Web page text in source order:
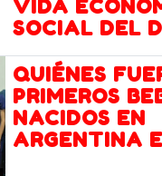
VIDA
SOCIAL DEL
QUIÉNES
PRIMEROS
NACIDOS EN
ARGENTINA